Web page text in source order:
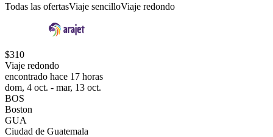
Todas las ofertasViaje sencilloViaje redondo
$310
Viaje redondo
encontrado hace 17 horas
dom, 4 oct. - mar, 13 oct.
BOS
Boston
GUA
Ciudad de Guatemala